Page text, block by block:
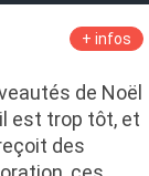
+ infos
de Noël
est trop tôt, et
des